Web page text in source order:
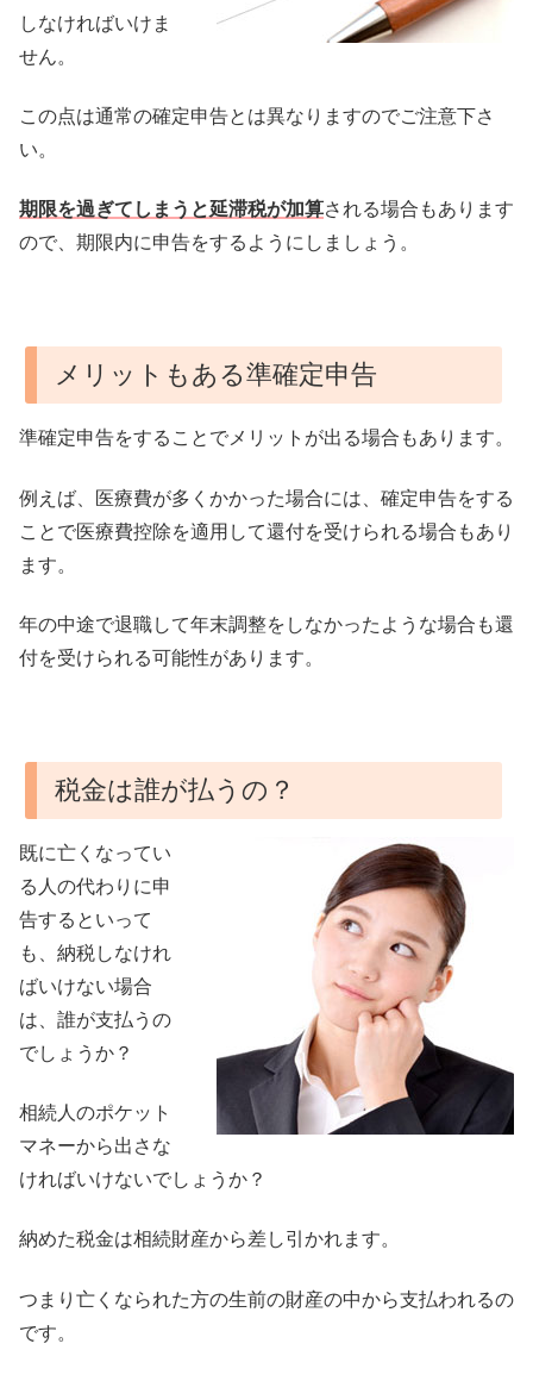
しなければいけま
せん。
この点は通常の確定申告とは異なりますのでご注意下さ
い。
期限を過ぎてしまうと延滞税が加算される場合もあります
ので、期限内に申告をするようにしましょう。
メリットもある準確定申告
準確定申告をすることでメリットが出る場合もあります。
例えば、医療費が多くかかった場合には、確定申告をする
ことで医療費控除を適用して還付を受けられる場合もあり
ます。
年の中途で退職して年末調整をしなかったような場合も還
付を受けられる可能性があります。
税金は誰が払うの？
既に亡くなってい
る人の代わりに申
告するといって
も、納税しなけれ
ばいけない場合
は、誰が支払うの
でしょうか？
相続人のポケット
マネーから出さな
ければいけないでしょうか？
納めた税金は相続財産から差し引かれます。
つまり亡くなられた方の生前の財産の中から支払われるの
です。